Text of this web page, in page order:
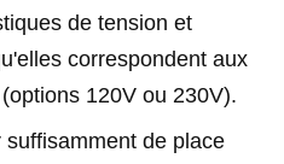
de tension et
correspondent aux
120V ou 230V).
de place